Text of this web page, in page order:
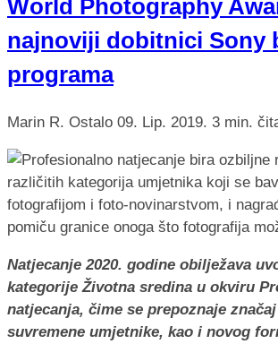
World Photography
najnoviji dobitnici Sony
programa
Marin R. Ostalo 09. Lip. 2019. 3 min.
Natjecanje 2020. godine obilježava
kategorije Životna sredina u okviru
natjecanja, čime se prepoznaje
suvremene umjetnike, kao i novog